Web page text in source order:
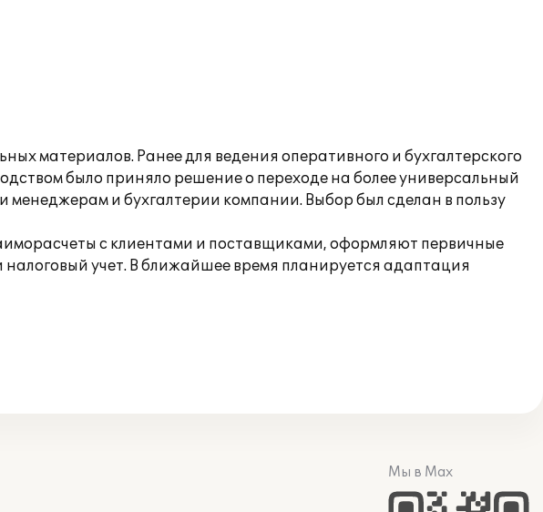
материалов. Ранее для ведения оперативного и бухгалтерского
было приняло решение о переходе на более универсальный
и бухгалтерии компании. Выбор был сделан в пользу
с клиентами и поставщиками, оформляют первичные
налоговый учет. В ближайшее время планируется адаптация
Мы в Max